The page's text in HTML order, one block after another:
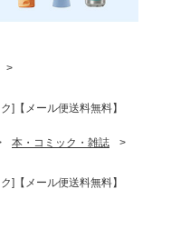
>
]【メール便送料無料】
本・コミック・雑誌
>
]【メール便送料無料】